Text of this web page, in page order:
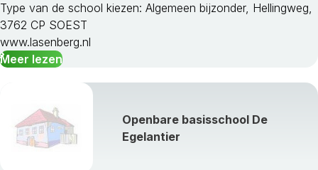
Type van de school kiezen: Algemeen bijzonder, Hellingweg,
3762 CP SOEST
www.lasenberg.nl
Meer lezen
Openbare basisschool De
Egelantier